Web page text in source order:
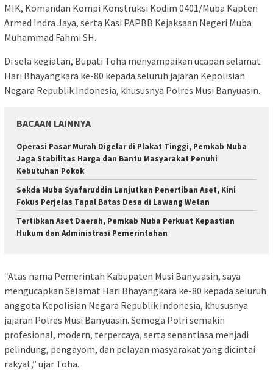
MIK, Komandan Kompi Konstruksi Kodim 0401/Muba Kapten
Armed Indra Jaya, serta Kasi PAPBB Kejaksaan Negeri Muba
Muhammad Fahmi SH.
Di sela kegiatan, Bupati Toha menyampaikan ucapan selamat
Hari Bhayangkara ke-80 kepada seluruh jajaran Kepolisian
Negara Republik Indonesia, khususnya Polres Musi Banyuasin.
BACAAN LAINNYA
Operasi Pasar Murah Digelar di Plakat Tinggi, Pemkab Muba
Jaga Stabilitas Harga dan Bantu Masyarakat Penuhi
Kebutuhan Pokok
Sekda Muba Syafaruddin Lanjutkan Penertiban Aset, Kini
Fokus Perjelas Tapal Batas Desa di Lawang Wetan
Tertibkan Aset Daerah, Pemkab Muba Perkuat Kepastian
Hukum dan Administrasi Pemerintahan
“Atas nama Pemerintah Kabupaten Musi Banyuasin, saya
mengucapkan Selamat Hari Bhayangkara ke-80 kepada seluruh
anggota Kepolisian Negara Republik Indonesia, khususnya
jajaran Polres Musi Banyuasin. Semoga Polri semakin
profesional, modern, terpercaya, serta senantiasa menjadi
pelindung, pengayom, dan pelayan masyarakat yang dicintai
rakyat,” ujar Toha.